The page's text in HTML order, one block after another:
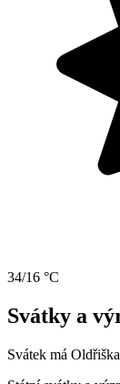
34/16 °C
Svátky a
Svátek má Oldřiška